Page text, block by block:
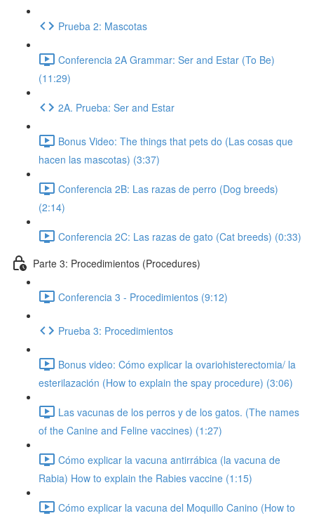
Prueba 2: Mascotas
Conferencia 2A Grammar: Ser and Estar (To Be)
(11:29)
2A. Prueba: Ser and Estar
Bonus Video: The things that pets do (Las cosas que
hacen las mascotas) (3:37)
Conferencia 2B: Las razas de perro (Dog breeds)
(2:14)
Conferencia 2C: Las razas de gato (Cat breeds) (0:33)
Parte 3: Procedimientos (Procedures)
Conferencia 3 - Procedimientos (9:12)
Prueba 3: Procedimientos
Bonus video: Cómo explicar la ovariohisterectomia/ la
esterilazación (How to explain the spay procedure) (3:06)
Las vacunas de los perros y de los gatos. (The names
of the Canine and Feline vaccines) (1:27)
Cómo explicar la vacuna antirrábica (la vacuna de
Rabia) How to explain the Rabies vaccine (1:15)
Cómo explicar la vacuna del Moquillo Canino (How to